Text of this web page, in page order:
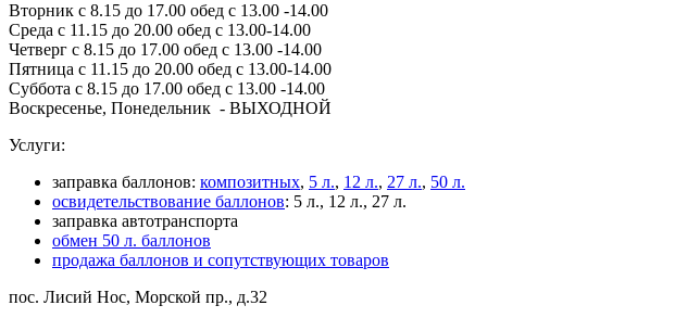
Вторник с 8.15 до 17.00 обед с 13.00 -14.00
Среда с 11.15 до 20.00 обед с 13.00-14.00
Четверг с 8.15 до 17.00 обед с 13.00 -14.00
Пятница с 11.15 до 20.00 обед с 13.00-14.00
Суббота с 8.15 до 17.00 обед с 13.00 -14.00
Воскресенье, Понедельник - ВЫХОДНОЙ
Услуги:
заправка баллонов: композитных, 5 л., 12 л., 27 л., 50 л.
освидетельствование баллонов: 5 л., 12 л., 27 л.
заправка автотранспорта
обмен 50 л. баллонов
продажа баллонов и сопутствующих товаров
пос. Лисий Нос, Морской пр., д.32